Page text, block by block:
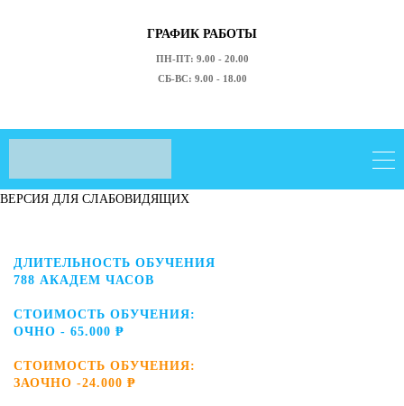
ГРАФИК РАБОТЫ
ПН-ПТ: 9.00 - 20.00
СБ-ВС: 9.00 - 18.00
ВЕРСИЯ ДЛЯ СЛАБОВИДЯЩИХ
ДЛИТЕЛЬНОСТЬ ОБУЧЕНИЯ
788 АКАДЕМ ЧАСОВ
СТОИМОСТЬ ОБУЧЕНИЯ:
ОЧНО - 65.000 ₱
СТОИМОСТЬ ОБУЧЕНИЯ:
ЗАОЧНО -24.000 ₱